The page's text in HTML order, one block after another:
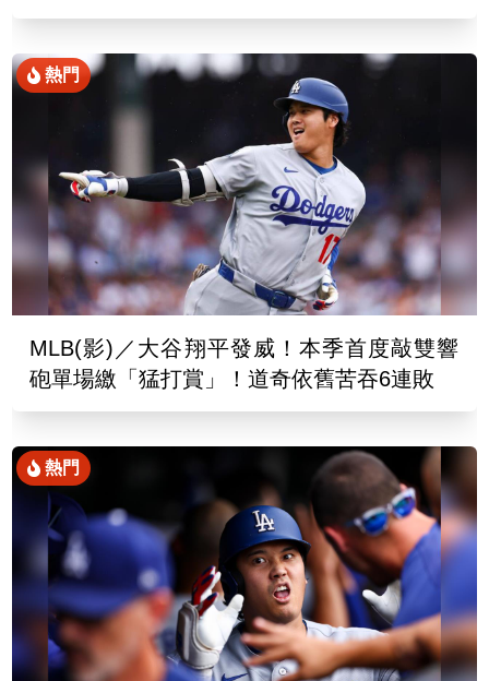
熱門
MLB(影)／大谷翔平發威！本季首度敲雙響
砲單場繳「猛打賞」！道奇依舊苦吞6連敗
熱門